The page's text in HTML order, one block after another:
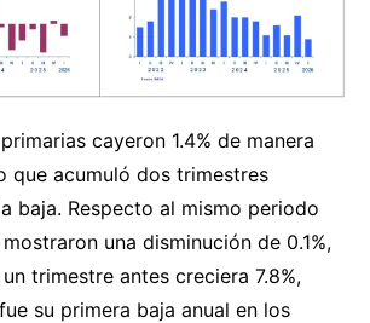
cayeron 1.4% de manera
que acumuló dos trimestres
baja. Respecto al mismo periodo
una disminución de 0.1%,
trimestre antes creciera 7.8%,
su primera baja anual en los